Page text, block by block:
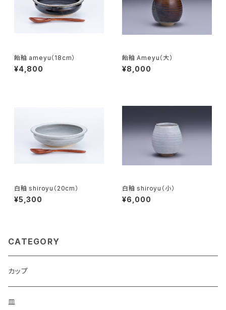
飴釉 ameyu（18cm）
¥4,800
飴釉 Ameyu（大）
¥8,000
白釉 shiroyu（20cm）
¥5,300
白釉 shiroyu（小）
¥6,000
CATEGORY
カップ
皿